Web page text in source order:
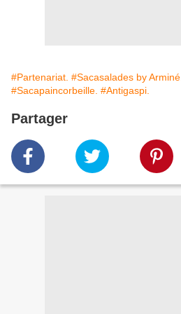
#Partenariat. #Sacasalades by Arminé.
#Sacapaincorbeille. #Antigaspi.
Partager